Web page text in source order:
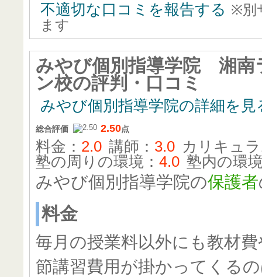
不適切な口コミを報告する ※別
ます
みやび個別指導学院 湘南
ン校の評判・口コミ
みやび個別指導学院の詳細を見
総合評価 2.50点
料金： 2.0 講師： 3.0 カリキュ
塾の周りの環境： 4.0 塾内の環
みやび個別指導学院の保護者
料金
毎月の授業料以外にも教材
節講習費用が掛かってくる